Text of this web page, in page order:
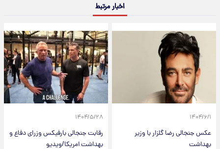
اخبار مرتبط
۱۴۰۴/۶/۱
عکس جنجالی رضا گلزار با وزیر
بهداشت
۱۴۰۴/۵/۲۸
رقابت جنجالی بارفیکس وزرای دفاع و
بهداشت امریکا/ویدیو